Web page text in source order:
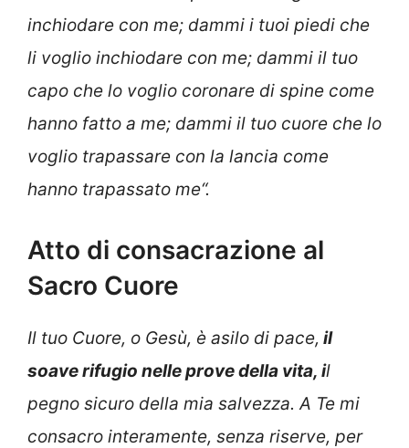
inchiodare con me; dammi i tuoi piedi che
li voglio inchiodare con me; dammi il tuo
capo che lo voglio coronare di spine come
hanno fatto a me; dammi il tuo cuore che lo
voglio trapassare con la lancia come
hanno trapassato me“.
Atto di consacrazione al
Sacro Cuore
Il tuo Cuore, o Gesù, è asilo di pace, il
soave rifugio nelle prove della vita, il
pegno sicuro della mia salvezza. A Te mi
consacro interamente, senza riserve, per